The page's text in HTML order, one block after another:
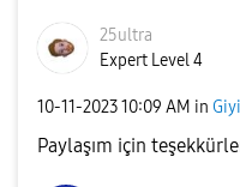
25ultra
Expert Level 4
‎10-11-202310:09 AM in
Paylaşım için